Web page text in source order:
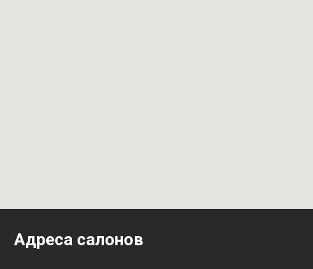
Адреса салонов